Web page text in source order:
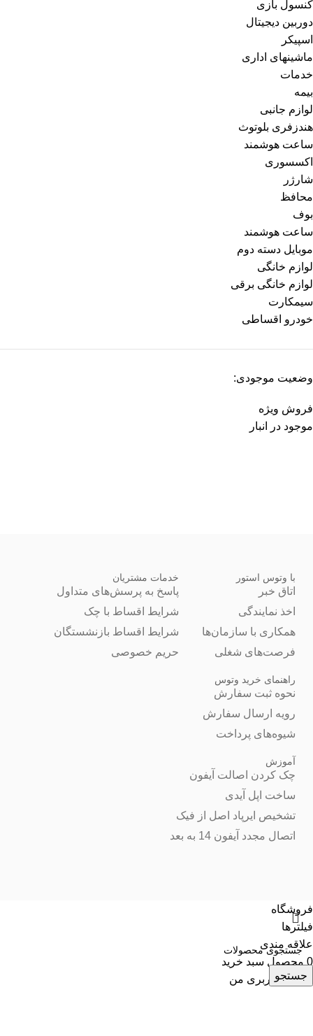
کنسول بازی
دوربین دیجیتال
اسپیکر
ماشینهای اداری
خدمات
بیمه
لوازم جانبی
هندزفری بلوتوث
ساعت هوشمند
اکسسوری
شارژر
محافظ
بوف
ساعت هوشمند
موبایل دسته دوم
لوازم خانگی
لوازم خانگی برقی
سیمکارت
خودرو اقساطی
وضعیت موجودی:
فروش ویژه
موجود در انبار
با وتوس استور
اتاق خبر
اخذ نمایندگی
همکاری با سازمان‌ها
فرصت‌های شغلی
خدمات مشتریان
پاسخ به پرسش‌های متداول
شرایط اقساط با چک
شرایط اقساط بازنشستگان
حریم خصوصی
راهنمای خرید وتوس
نحوه ثبت سفارش
رویه ارسال سفارش
شیوه‌های پرداخت
آموزش
چک کردن اصالت آیفون
ساخت اپل آیدی
تشخیص ایرپاد اصل از فیک
اتصال مجدد آیفون 14 به بعد
جستجو
فروشگاه
فیلترها
علاقه مندی
0 محصول سبد خرید
حساب کاربری من